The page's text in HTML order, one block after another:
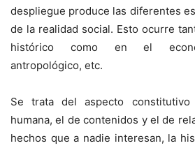
despliegue produce las diferentes
de la realidad social. Esto ocurre
histórico como en el
antropológico, etc.
Se trata del aspecto
humana, el de contenidos y el de
hechos que a nadie interesan, la